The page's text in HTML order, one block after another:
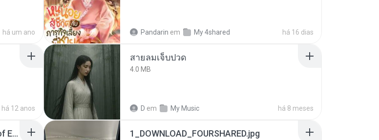
há um ano Pandarin em My 4shared há 16 dias
há 12 anos
สายลมเจ็บปวด
4.0 MB
D em My Music há 8 meses
Wrath & Glory - Aeldari - Inheritance of Embers.pdf 1_DOWNLOAD_FOURSHARED.jpg